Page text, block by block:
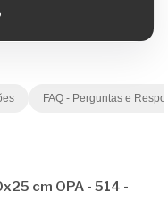
FAQ - Perguntas e
cm OPA - 514 -